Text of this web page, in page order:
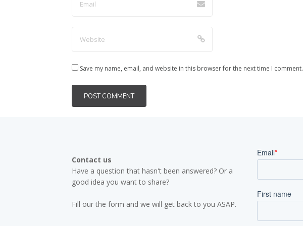
Save my name, email, and website in this browser for the next time I comment.
Contact us
Have a question that hasn't been answered? Or a
good idea you want to share?
Fill our the form and we will get back to you ASAP.